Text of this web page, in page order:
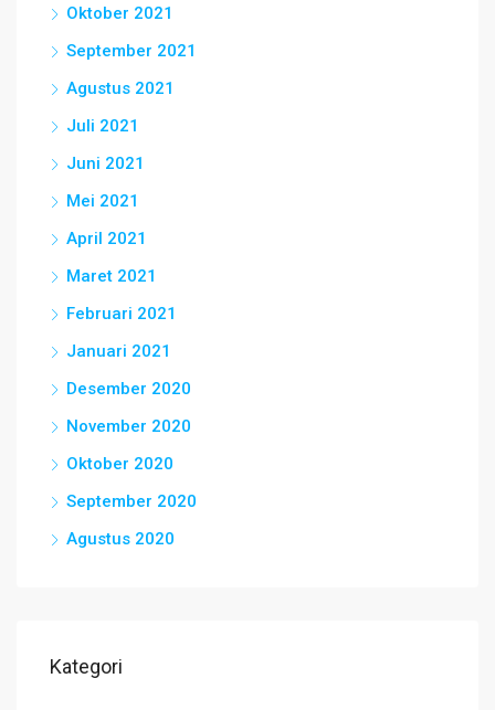
Oktober 2021
September 2021
Agustus 2021
Juli 2021
Juni 2021
Mei 2021
April 2021
Maret 2021
Februari 2021
Januari 2021
Desember 2020
November 2020
Oktober 2020
September 2020
Agustus 2020
Kategori